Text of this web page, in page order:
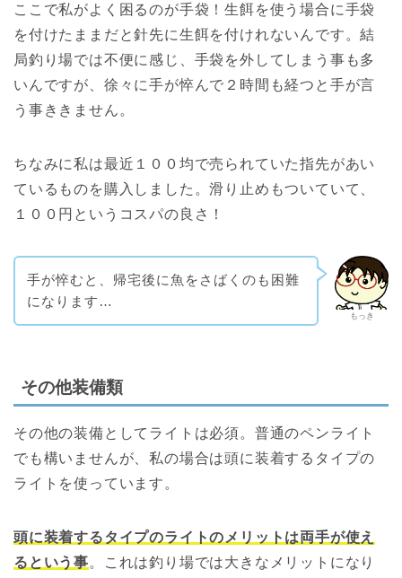
ここで私がよく困るのが手袋！生餌を使う場合に手袋
を付けたままだと針先に生餌を付けれないんです。結
局釣り場では不便に感じ、手袋を外してしまう事も多
いんですが、徐々に手が悴んで２時間も経つと手が言
う事ききません。
ちなみに私は最近１００均で売られていた指先があい
ているものを購入しました。滑り止めもついていて、
１００円というコスパの良さ！
もっき
手が悴むと、帰宅後に魚をさばくのも困難
になります…
その他装備類
その他の装備としてライトは必須。普通のペンライト
でも構いませんが、私の場合は頭に装着するタイプの
ライトを使っています。
頭に装着するタイプのライトのメリットは両手が使え
るという事。これは釣り場では大きなメリットになり